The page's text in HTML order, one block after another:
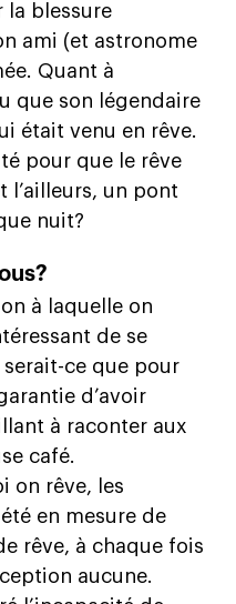
la blessure
ami (et astronome
Quant à
que son légendaire
était venu en rêve.
pour que le rêve
l’ailleurs, un pont
nuit?
à laquelle on
de se
serait-ce que pour
d’avoir
à raconter aux
café.
on rêve, les
en mesure de
rêve, à chaque fois
aucune.